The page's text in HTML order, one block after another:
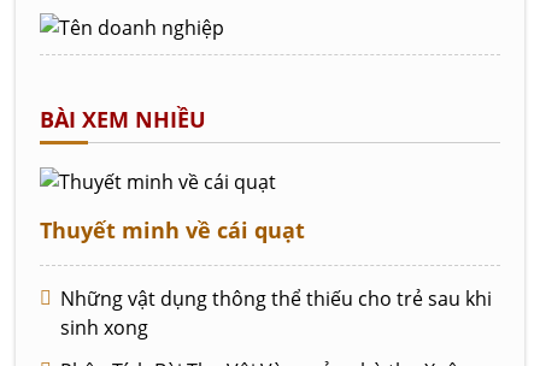
BÀI XEM NHIỀU
Thuyết minh về cái quạt
Những vật dụng thông thể thiếu cho trẻ sau khi
sinh xong